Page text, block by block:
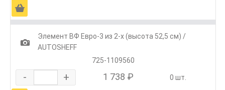
Ä
1
Элемент ВФ Евро-3 из 2-х (высота 52,5 см) /
AUTOSHEFF
725-1109560
- + 1 738 ₽ 0 шт.